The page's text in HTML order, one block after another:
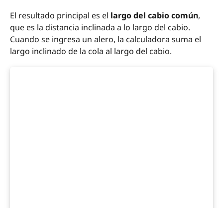
El resultado principal es el largo del cabio común,
que es la distancia inclinada a lo largo del cabio.
Cuando se ingresa un alero, la calculadora suma el
largo inclinado de la cola al largo del cabio.